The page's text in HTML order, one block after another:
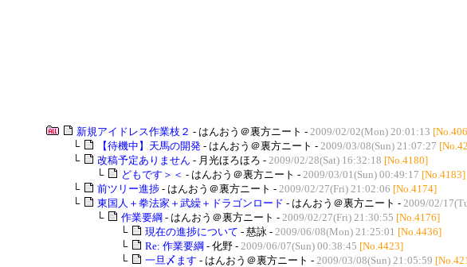
新規アイドレス作業枝２ - はんおう＠裏方ニート - 2009/02/02(Mon) 20:01:13
└
【待機中】天馬の開発 - はんおう＠裏方ニート - 2009/03/08(Sun) 21:07:27
└
改稿予定ありません - 月光ほろほろ - 2009/02/28(Sat) 16:32:18 [No.4180]
└
どもです＞＜ - はんおう＠裏方ニート - 2009/03/01(Sun) 00:49:17 [No.4183]
└
前ツリー進捗 - はんおう＠裏方ニート - 2009/02/27(Fri) 21:02:06 [No.4174]
└
東国人＋拳法家＋武繰＋ドラゴンロード - はんおう＠裏方ニート - 2009/02/
└
作業要綱 - はんおう＠裏方ニート - 2009/02/27(Fri) 21:30:55 [No.4176]
└
現在の進捗について - 慈詠 - 2009/06/08(Mon) 21:25:01 [No.4436]
└
Re: 作業要綱 - 化野 - 2009/06/07(Sun) 00:38:45 [No.4423]
└
一旦〆ます - はんおう＠裏方ニート - 2009/03/08(Sun) 21:05:59